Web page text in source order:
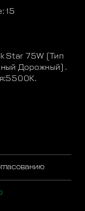
15
Star 75W (Тип
Дорожный) .